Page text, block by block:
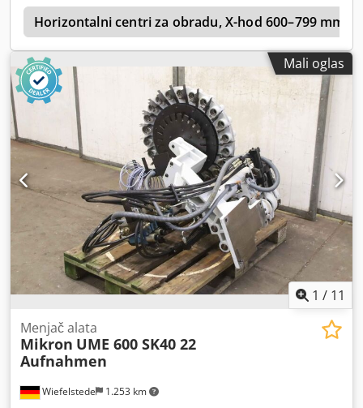
Horizontalni centri za obradu, X-hod 600–799 mm
Mali oglas
1 / 11
Wiefelstede 1.253 km
Menjač alata
Mikron UME 600 SK40 22
Aufnahmen